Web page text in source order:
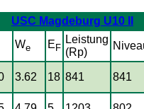
USC Magdeburg U10 II
We E F
Leistung
(Rp)
3.62 18 841 841